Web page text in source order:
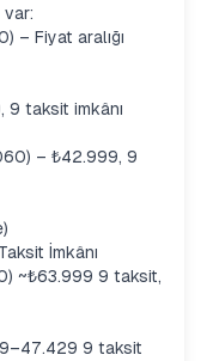
var:
– Fiyat aralığı
9 taksit imkânı
– ₺42.999, 9
İmkânı
~₺63.999 9 taksit,
9 taksit